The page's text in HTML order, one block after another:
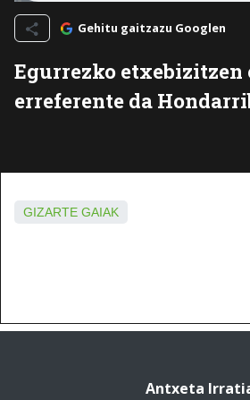
Gehitu gaitzazu Googlen
Egurrezko
erreferente da
GIZARTE GAIAK
Antxeta